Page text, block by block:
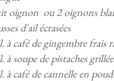
oignon ou 2 oignons
d'ail écrasées
à café de gingembre frais
à soupe de pistaches
à café de cannelle en